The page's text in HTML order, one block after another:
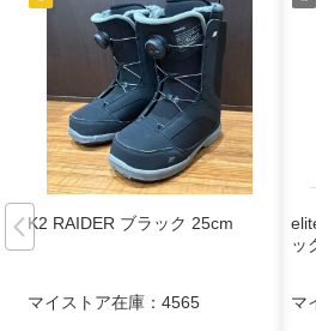
K2 RAIDER ブラック 25cm
マイストア在庫： 4565
ッ
マ